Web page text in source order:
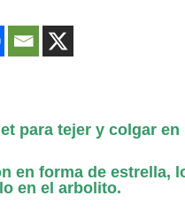
para tejer y colgar en
en forma de estrella,
en el arbolito.